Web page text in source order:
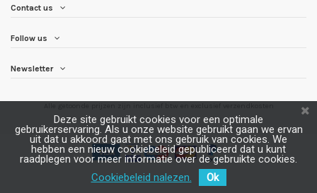
Contact us
Follow us
Newsletter
Deze site gebruikt cookies voor een optimale
gebruikerservaring. Als u onze website gebruikt gaan we ervan
uit dat u akkoord gaat met ons gebruik van cookies. We
hebben een nieuw cookiebeleid gepubliceerd dat u kunt
raadplegen voor meer informatie over de gebruikte cookies.
Cookiebeleid nalezen.
Ok